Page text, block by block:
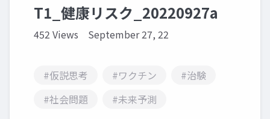
T1_健康リスク_20220927a
452 Views September 27, 22
#仮説思考 #ワクチン
#治験
#社会問題
#未来予測